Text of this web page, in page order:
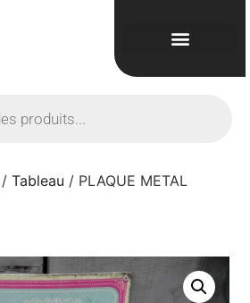
/ Tableau / PLAQUE METAL